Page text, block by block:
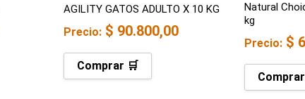
AGILITY GATOS ADULTO X 10 KG
Precio: $ 90.800,00
Comprar 🛒
Natural
kg
Precio: $